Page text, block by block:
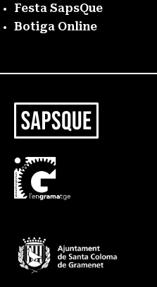
Festa SapsQue
Botiga Online